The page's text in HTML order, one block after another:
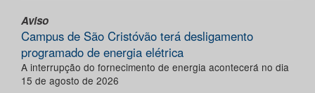
Aviso
Campus de São Cristóvão terá desligamento
programado de energia elétrica
A interrupção do fornecimento de energia acontecerá no dia
15 de agosto de 2026